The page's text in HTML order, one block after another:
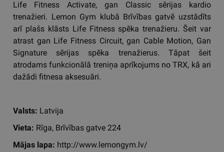
Life Fitness Activate, gan Classic sērijas kardio
trenažieri. Lemon Gym klubā Brīvības gatvē uzstādīts
arī plašs klāsts Life Fitness spēka trenažieru. Šeit var
atrast gan Life Fitness Circuit, gan Cable Motion, Gan
Signature sērijas spēka trenažierus. Tāpat šeit
atrodams funkcionālā treniņa aprīkojums no TRX, kā ari
dažādi fitnesa aksesuāri.
Valsts: Latvija
Vieta: Rīga, Brīvības gatve 224
Mājas lapa: http://www.lemongym.lv/